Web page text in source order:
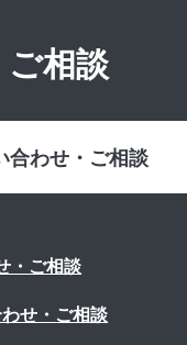
相談
合わせ・ご相談
・ご相談
せ・ご相談